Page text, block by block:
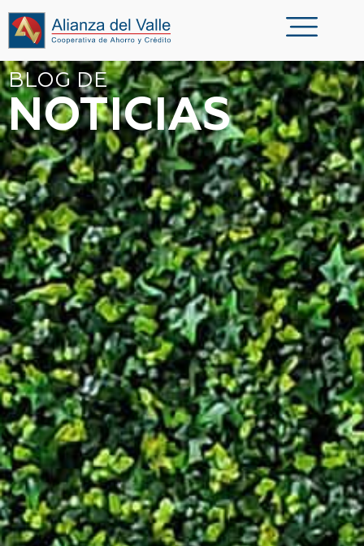
BLOG DE
NOTICIAS